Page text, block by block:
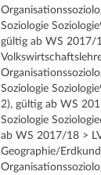
Soziologie
gültig ab WS 2017/
Soziologie
2), gültig ab WS
Soziologie
ab WS 2017/18 >
Geographie/